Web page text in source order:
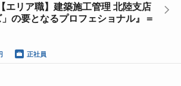
リア職】建築施工管理 北陸支店
の要となるプロフェショナル』＝
正社員